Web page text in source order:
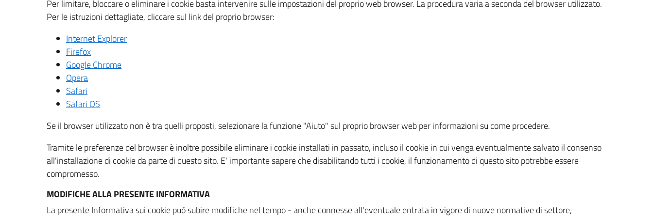
Per limitare, bloccare o eliminare i cookie basta intervenire sulle impostazioni del proprio web browser. La procedura varia a seconda del browser utilizzato.
Per le istruzioni dettagliate, cliccare sul link del proprio browser:
Internet Explorer
Firefox
Google Chrome
Opera
Safari
Safari OS
Se il browser utilizzato non è tra quelli proposti, selezionare la funzione "Aiuto" sul proprio browser web per informazioni su come procedere.
Tramite le preferenze del browser è inoltre possibile eliminare i cookie installati in passato, incluso il cookie in cui venga eventualmente salvato il consenso
all'installazione di cookie da parte di questo sito. E' importante sapere che disabilitando tutti i cookie, il funzionamento di questo sito potrebbe essere
compromesso.
MODIFICHE ALLA PRESENTE INFORMATIVA
La presente Informativa sui cookie può subire modifiche nel tempo - anche connesse all'eventuale entrata in vigore di nuove normative di settore,